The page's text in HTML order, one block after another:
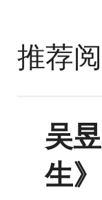
推荐
吴
生